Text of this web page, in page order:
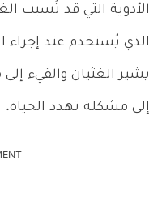
الأدوية التي قد تُسبب
الذي يُستخدم عند إجراء
يشير الغثيان والقيء
إلى مشكلة تهدد الحياة.